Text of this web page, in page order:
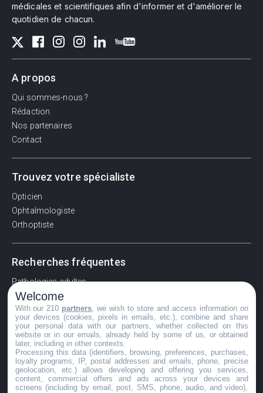
médicales et scientifiques afin d'informer et d'améliorer le
quotidien de chacun.
A propos
Qui sommes-nous ?
Rédaction
Nos partenaires
Contact
Trouvez votre spécialiste
Opticien
Ophtalmologiste
Orthoptiste
Recherches fréquentes
Pathologies adultes
Signes d'une urgence ophtalmologique
La vision
Acuité visuelle
Myosis / mydriase
Œdème oculaire
Welcome
With our 210 partners , we wish to store and access information on
your devices (cookies, pixels in emails, etc.), combine and share
your personal data with our partners, whether collected on this
website or in our emails, already held by some of us, or obtained
later, including in other contexts.
Processing this data (identifiers, browsing, preferences, purchases,
loyalty programs, IP, postal addresses and emails, phone, precise
geolocation, etc.) allows developing and offering you services,
content, commercial offers and ads across your devices and
screens (including by email, post, SMS, phone, audio, and video),